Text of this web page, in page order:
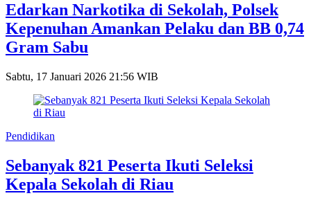
Edarkan Narkotika di Sekolah, Polsek
Kepenuhan Amankan Pelaku dan BB 0,74
Gram Sabu
Sabtu, 17 Januari 2026 21:56 WIB
Pendidikan
Sebanyak 821 Peserta Ikuti Seleksi
Kepala Sekolah di Riau